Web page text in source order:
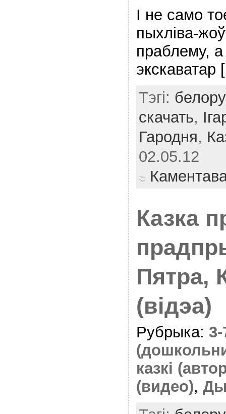
І не само
пыхліва-
праблему,
Тэгі:
скачать,
Гародня,
02.05.12
Казка
Пятра,
(відэа)
Рубрыка:
казкі
(видео),